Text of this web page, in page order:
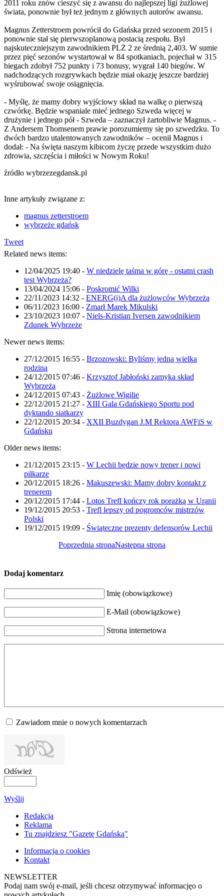
2011 roku znów cieszyć się z awansu do najlepszej ligi żużlowej
świata, ponownie był też jednym z głównych autorów awansu.
Magnus Zetterstroem powrócił do Gdańska przed sezonem 2015 i
ponownie stał się pierwszoplanową postacią zespołu. Był
najskuteczniejszym zawodnikiem PLŻ 2 ze średnią 2,403. W sumie
przez pięć sezonów wystartował w 84 spotkaniach, pojechał w 315
biegach zdobył 752 punkty i 73 bonusy, wygrał 140 biegów. W
nadchodzących rozgrywkach będzie miał okazję jeszcze bardziej
wyśrubować swoje osiągnięcia.
- Myślę, że mamy dobry wyjściowy skład na walkę o pierwszą
czwórkę. Będzie wspaniale mieć jednego Szweda więcej w
drużynie i jednego pół - Szweda – zaznaczył żartobliwie Magnus. -
Z Andersem Thomsenem prawie porozumiemy się po szwedzku. To
dwóch bardzo utalentowanych zawodników – ocenił Magnus i
dodał: - Na święta naszym kibicom życzę przede wszystkim dużo
zdrowia, szczęścia i miłości w Nowym Roku!
źródło wybrzezegdansk.pl
Inne artykuły związane z:
magnus zetterstroem
wybrzeże gdańsk
Tweet
Related news items:
12/04/2025 19:40 - W niedzielę taśma w górę - ostatni crash
test Wybrzeża?
13/04/2024 15:06 - Poskromić Wilki
22/11/2023 14:32 - ENERG(i)A dla żużlowców Wybrzeża
06/11/2023 16:00 - Zmarł Marek Mikulski
23/10/2023 10:07 - Niels-Kristian Iversen zawodnikiem
Zdunek Wybrzeże
Newer news items:
27/12/2015 16:55 - Brzozowski: Byliśmy jedną wielką
rodziną
24/12/2015 07:46 - Krzysztof Jabłoński zamyka skład
Wybrzeża
24/12/2015 07:43 - Żużlowe Wigilie
22/12/2015 21:27 - XIII Gala Gdańskiego Sportu pod
dyktando siatkarzy
22/12/2015 20:34 - XXII Buzdygan J.M Rektora AWFiS w
Gdańsku
Older news items:
21/12/2015 23:15 - W Lechii będzie nowy trener i nowi
piłkarze
20/12/2015 18:26 - Makuszewski: Mamy dobry kontakt z
trenerem
20/12/2015 17:44 - Lotos Trefl kończy rok porażką w Uranii
19/12/2015 20:53 - Trefl lepszy od pogromców mistrzów
Polski
19/12/2015 19:09 - Świąteczne prezenty defensorów Lechii
Poprzednia stronaNastępna strona
Dodaj komentarz
Imię (obowiązkowe)
E-Mail (obowiązkowe)
Strona internetowa
Zawiadom mnie o nowych komentarzach
Odśwież
Wyślij
Redakcja
Reklama
Tu znajdziesz "Gazetę Gdańską"
Informacja o cookies
Kontakt
NEWSLETTER
Podaj nam swój e-mail, jeśli chcesz otrzymywać informacjęo o